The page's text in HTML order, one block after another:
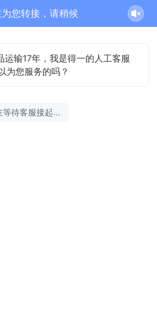
为您转接，请稍候
运输17年，我是得一的人工客服
为您服务的吗？
等待客服接起...